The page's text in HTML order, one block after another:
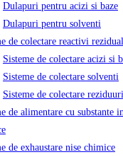
Dulapuri pentru acizi si baze
Dulapuri pentru solventi
de colectare reactivi
Sisteme de colectare acizi si
Sisteme de colectare solventi
Sisteme de colectare
de alimentare cu substante
de exhaustare nise chimice